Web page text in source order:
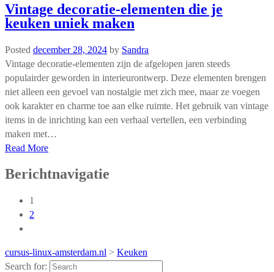
Vintage decoratie-elementen die je
keuken uniek maken
Posted december 28, 2024 by Sandra
Vintage decoratie-elementen zijn de afgelopen jaren steeds
populairder geworden in interieurontwerp. Deze elementen brengen
niet alleen een gevoel van nostalgie met zich mee, maar ze voegen
ook karakter en charme toe aan elke ruimte. Het gebruik van vintage
items in de inrichting kan een verhaal vertellen, een verbinding
maken met…
Read More
Berichtnavigatie
1
2
cursus-linux-amsterdam.nl > Keuken
Search for: